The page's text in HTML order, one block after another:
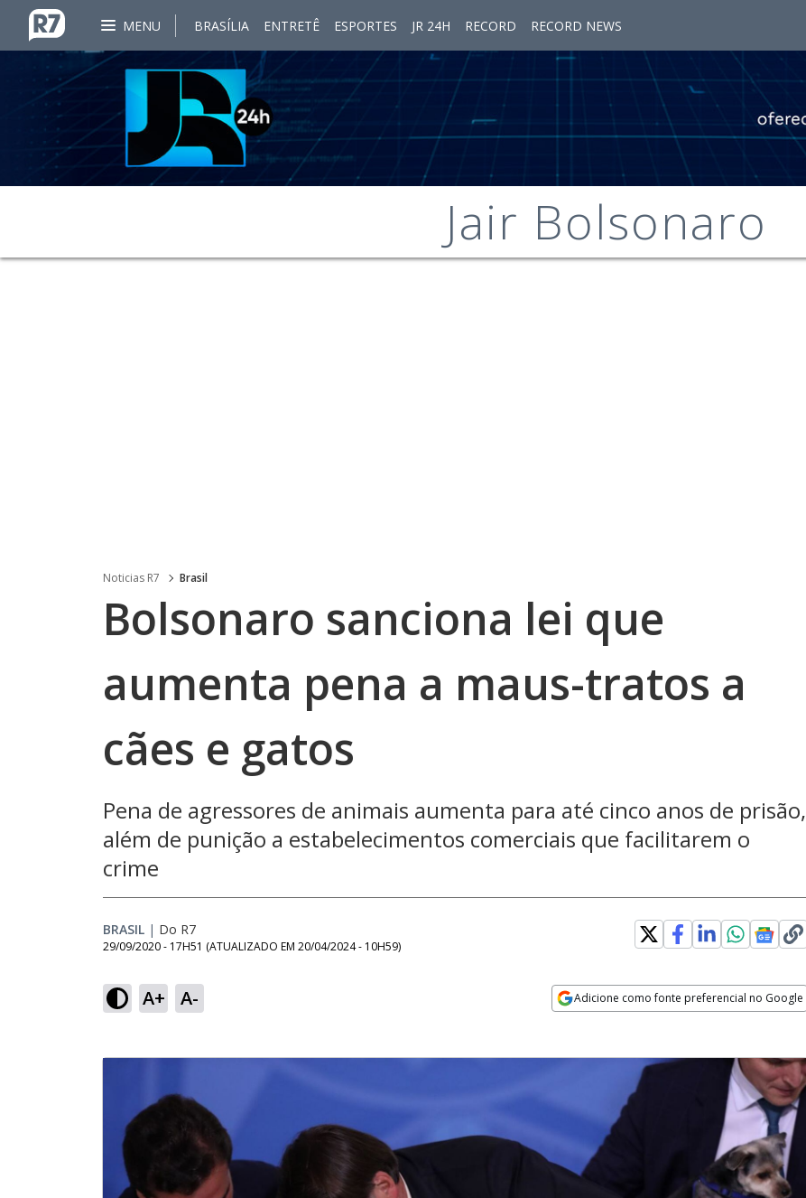
MENU BRASÍLIA ENTRETÊ ESPORTES JR 24H RECORD RECORD NEWS
Jair Bolsonaro
Noticias R7 Brasil
Bolsonaro sanciona lei que
aumenta pena a maus-tratos a
cães e gatos
Pena de agressores de animais aumenta para até cinco anos de prisão,
além de punição a estabelecimentos comerciais que facilitarem o
crime
BRASIL | Do R7
29/09/2020 - 17H51 (ATUALIZADO EM 20/04/2024 - 10H59)
A+ A- Adicione como fonte preferencial no Google